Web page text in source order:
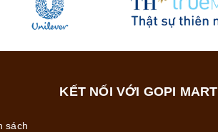
sách
KẾT NỐI VỚI GOPI MART